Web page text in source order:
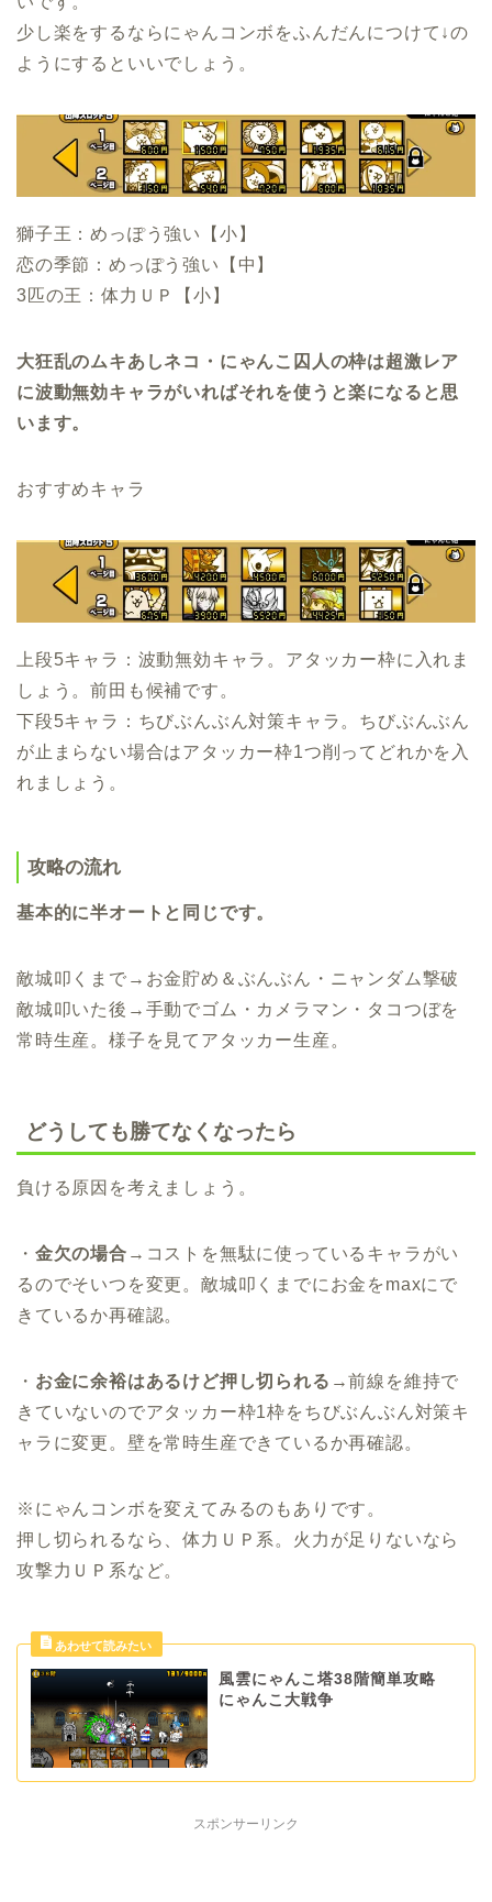
少し楽をするならにゃんコンボをふんだんにつけて↓の
ようにするといいでしょう。
獅子王：めっぽう強い【小】
恋の季節：めっぽう強い【中】
3匹の王：体力ＵＰ【小】
大狂乱のムキあしネコ・にゃんこ囚人の枠は超激レア
に波動無効キャラがいればそれを使うと楽になると思
います。
おすすめキャラ
上段5キャラ：波動無効キャラ。アタッカー枠に入れま
しょう。前田も候補です。
下段5キャラ：ちびぶんぶん対策キャラ。ちびぶんぶん
が止まらない場合はアタッカー枠1つ削ってどれかを入
れましょう。
攻略の流れ
基本的に半オートと同じです。
敵城叩くまで→お金貯め＆ぶんぶん・ニャンダム撃破
敵城叩いた後→手動でゴム・カメラマン・タコつぼを
常時生産。様子を見てアタッカー生産。
どうしても勝てなくなったら
負ける原因を考えましょう。
・ 金欠の場合 →コストを無駄に使っているキャラがい
るのでそいつを変更。敵城叩くまでにお金をmaxにで
きているか再確認。
・ お金に余裕はあるけど押し切られる →前線を維持で
きていないのでアタッカー枠1枠をちびぶんぶん対策キ
ャラに変更。壁を常時生産できているか再確認。
※にゃんコンボを変えてみるのもありです。
押し切られるなら、体力ＵＰ系。火力が足りないなら
攻撃力ＵＰ系など。
風雲にゃんこ塔38階簡単攻略
にゃんこ大戦争
スポンサーリンク